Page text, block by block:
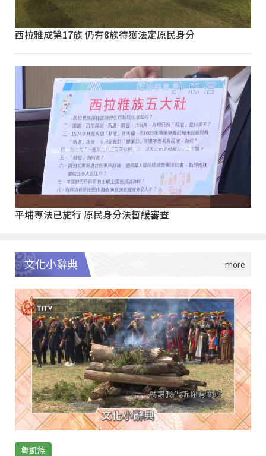
西拉雅成第17族 仍有8族待獲法定原民身分
平埔專法已施行 原民身分法暫緩審查
文化小辭典
魯凱族